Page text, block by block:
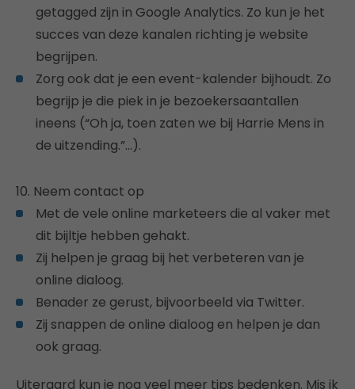
getagged zijn in Google Analytics. Zo kun je het
succes van deze kanalen richting je website
begrijpen.
Zorg ook dat je een event-kalender bijhoudt. Zo
begrijp je die piek in je bezoekersaantallen
ineens (“Oh ja, toen zaten we bij Harrie Mens in
de uitzending.”…).
10. Neem contact op
Met de vele online marketeers die al vaker met
dit bijltje hebben gehakt.
Zij helpen je graag bij het verbeteren van je
online dialoog.
Benader ze gerust, bijvoorbeeld via Twitter.
Zij snappen de online dialoog en helpen je dan
ook graag.
Uiteraard kun je nog veel meer tips bedenken. Mis ik